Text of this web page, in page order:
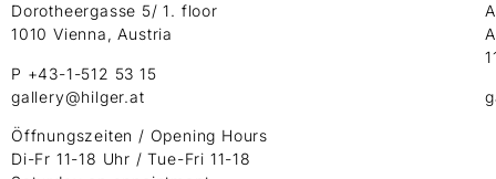
Dorotheergasse 5/ 1. floor
1010 Vienna, Austria
P +43-1-512 53 15
gallery@hilger.at
Öffnungszeiten / Opening Hours
Di-Fr 11-18 Uhr / Tue-Fri 11-18